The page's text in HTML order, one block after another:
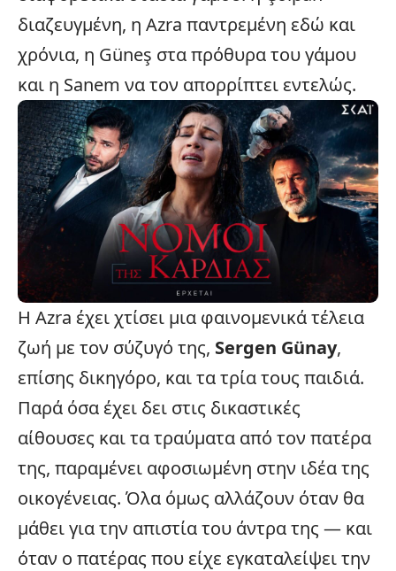
διαζευγμένη, η Azra παντρεμένη εδώ και
χρόνια, η Güneş στα πρόθυρα του γάμου
και η Sanem να τον απορρίπτει εντελώς.
Η Azra έχει χτίσει μια φαινομενικά τέλεια
ζωή με τον σύζυγό της, Sergen Günay,
επίσης δικηγόρο, και τα τρία τους παιδιά.
Παρά όσα έχει δει στις δικαστικές
αίθουσες και τα τραύματα από τον πατέρα
της, παραμένει αφοσιωμένη στην ιδέα της
οικογένειας. Όλα όμως αλλάζουν όταν θα
μάθει για την απιστία του άντρα της — και
όταν ο πατέρας που είχε εγκαταλείψει την